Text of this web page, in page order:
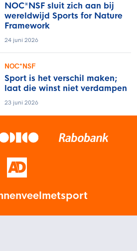
NOC*NSF sluit zich aan bij
wereldwijd Sports for Nature
Framework
24 juni 2026
NOC*NSF
Sport is het verschil maken;
laat die winst niet verdampen
23 juni 2026